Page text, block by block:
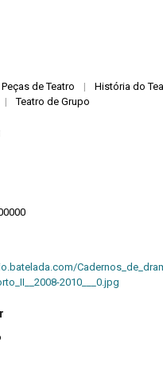
Peças de Teatro | História do
| Teatro de Grupo
2010___0.jpg